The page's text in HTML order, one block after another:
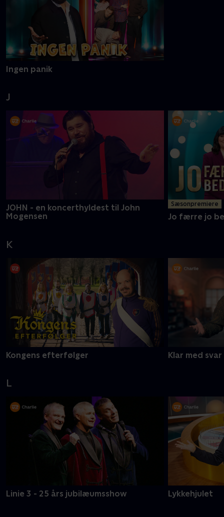
Ingen panik
J
JOHN - en koncerthyldest til John
Mogensen
Sæsonpremiere
Jo færre jo
K
Kongens efterfølger Klar med svar
L
Linie 3 - 25 års jubilæumsshow Lykkehjulet